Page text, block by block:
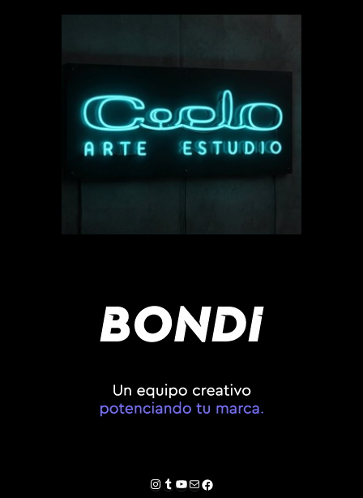
Instagram
Tumblr
YouTube
Correo electrónico
Facebook